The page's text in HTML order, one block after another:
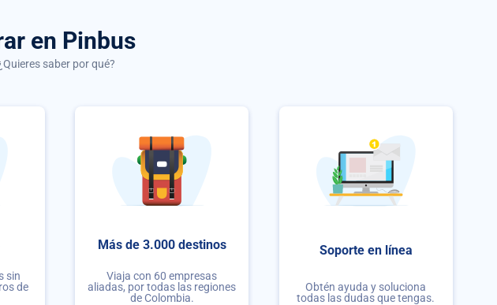
en Pinbus
saber por qué?
sin
de
Más de 3.000 destinos
Viaja con 60 empresas
aliadas, por todas las regiones
de Colombia.
Soporte en línea
Obtén ayuda y soluciona
todas las dudas que tengas.